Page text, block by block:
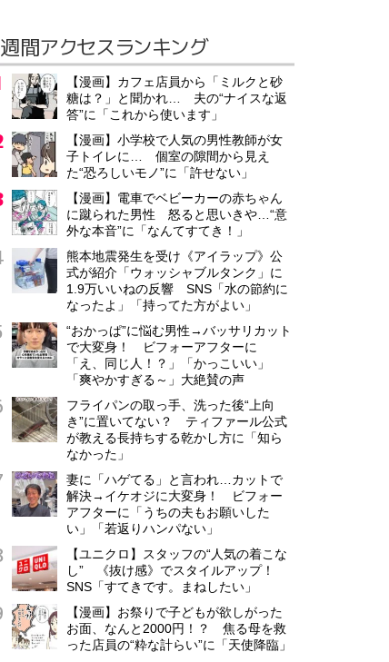
週間アクセスランキング
【漫画】カフェ店員から「ミルクと砂
糖は？」と聞かれ… 夫の“ナイスな返
答”に「これから使います」
【漫画】小学校で人気の男性教師が女
子トイレに… 個室の隙間から見え
た“恐ろしいモノ”に「許せない」
【漫画】電車でベビーカーの赤ちゃん
に蹴られた男性 怒ると思いきや…“意
外な本音”に「なんてすてき！」
熊本地震発生を受け《アイラップ》公
式が紹介「ウォッシャブルタンク」に
1.9万いいねの反響 SNS「水の節約に
なったよ」「持ってた方がよい」
“おかっぱ”に悩む男性→バッサリカット
で大変身！ ビフォーアフターに
「え、同じ人！？」「かっこいい」
「爽やかすぎる～」大絶賛の声
フライパンの取っ手、洗った後“上向
き”に置いてない？ ティファール公式
が教える長持ちする乾かし方に「知ら
なかった」
妻に「ハゲてる」と言われ…カットで
解決→イケオジに大変身！ ビフォー
アフターに「うちの夫もお願いした
い」「若返りハンパない」
【ユニクロ】スタッフの“人気の着こな
し” 《抜け感》でスタイルアップ！
SNS「すてきです。まねしたい」
【漫画】お祭りで子どもが欲しがった
お面、なんと2000円！？ 焦る母を救
った店員の“粋な計らい”に「天使降臨」